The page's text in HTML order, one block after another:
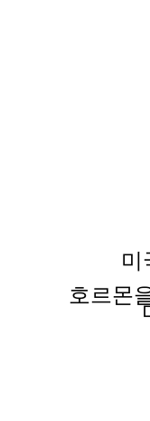
미
호르몬